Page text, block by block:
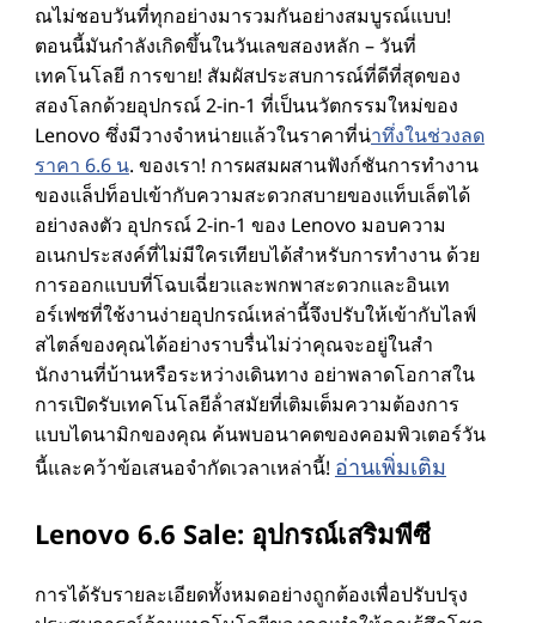
ณไม่ชอบวันที่ทุกอย่างมารวมกันอย่างสมบูรณ์แบบ!
ตอนนี้มันกําลังเกิดขึ้นในวันเลขสองหลัก – วันที่
เทคโนโลยี การขาย! สัมผัสประสบการณ์ที่ดีที่สุดของ
สองโลกด้วยอุปกรณ์ 2-in-1 ที่เป็นนวัตกรรมใหม่ของ
Lenovo ซึ่งมีวางจําหน่ายแล้วในราคาที่น่าทึ่งในช่วงลด
ราคา 6.6 น. ของเรา! การผสมผสานฟังก์ชันการทํางาน
ของแล็ปท็อปเข้ากับความสะดวกสบายของแท็บเล็ตได้
อย่างลงตัว อุปกรณ์ 2-in-1 ของ Lenovo มอบความ
อเนกประสงค์ที่ไม่มีใครเทียบได้สําหรับการทํางาน ด้วย
การออกแบบที่โฉบเฉี่ยวและพกพาสะดวกและอินเท
อร์เฟซที่ใช้งานง่ายอุปกรณ์เหล่านี้จึงปรับให้เข้ากับไลฟ์
สไตล์ของคุณได้อย่างราบรื่นไม่ว่าคุณจะอยู่ในสํา
นักงานที่บ้านหรือระหว่างเดินทาง อย่าพลาดโอกาสใน
การเปิดรับเทคโนโลยีล้ําสมัยที่เติมเต็มความต้องการ
แบบไดนามิกของคุณ ค้นพบอนาคตของคอมพิวเตอร์วัน
นี้และคว้าข้อเสนอจํากัดเวลาเหล่านี้! อ่านเพิ่มเติม
Lenovo 6.6 Sale: อุปกรณ์เสริมพีซี
การได้รับรายละเอียดทั้งหมดอย่างถูกต้องเพื่อปรับปรุง